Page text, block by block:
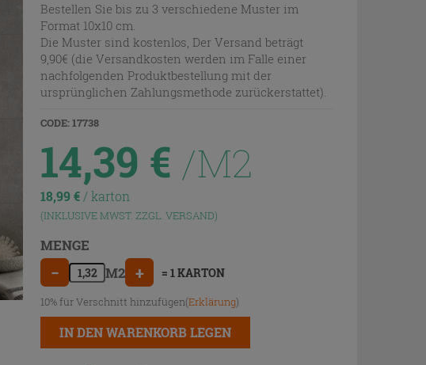
Bestellen Sie bis zu 3 verschiedene Muster im
Format 10x10 cm.
Die Muster sind kostenlos, Der Versand beträgt
9,90€ (die Versandkosten werden im Falle einer
nachfolgenden Produktbestellung mit der
ursprünglichen Zahlungsmethode zurückerstattet).
CODE: 17738
14,39 € /M2
18,99 € / karton
(INKLUSIVE MWST. ZZGL. VERSAND)
MENGE
− M2 + = 1 KARTON
10% für Verschnitt hinzufügen(Erklärung)
IN DEN WARENKORB LEGEN